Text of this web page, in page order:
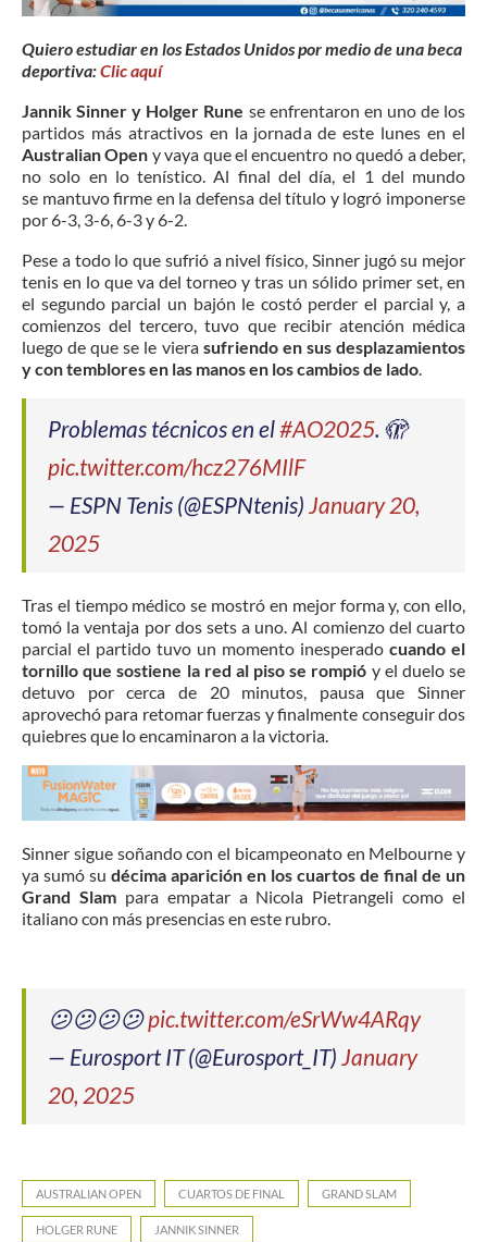
Quiero estudiar en los Estados Unidos por medio de una beca
deportiva:Clic aquí
Jannik Sinner y Holger Rune se enfrentaron en uno de los
partidos más atractivos en la jornada de este lunes en el
Australian Open y vaya que el encuentro no quedó a deber,
no solo en lo tenístico. Al final del día, el 1 del mundo
se mantuvo firme en la defensa del título y logró imponerse
por 6-3, 3-6, 6-3 y 6-2.
Pese a todo lo que sufrió a nivel físico, Sinner jugó su mejor
tenis en lo que va del torneo y tras un sólido primer set, en
el segundo parcial un bajón le costó perder el parcial y, a
comienzos del tercero, tuvo que recibir atención médica
luego de que se le viera sufriendo en sus desplazamientos
y con temblores en las manos en los cambios de lado
Problemas técnicos en el#AO2025. 🫣
pic.twitter.com/hcz276MIlF
— ESPN Tenis (@ESPNtenis) January 20,
2025
Tras el tiempo médico se mostró en mejor forma y, con ello,
tomó la ventaja por dos sets a uno. Al comienzo del cuarto
parcial el partido tuvo un momento inesperado cuando el
tornillo que sostiene la red al piso se rompió y el duelo se
detuvo por cerca de 20 minutos, pausa que Sinner
aprovechó para retomar fuerzas y finalmente conseguir dos
quiebres que lo encaminaron a la victoria.
Sinner sigue soñando con el bicampeonato en Melbourne y
ya sumó su décima aparición en los cuartos de final de un
Grand Slampara empatar a Nicola Pietrangeli como el
italiano con más presencias en este rubro.
😕😕😕😕pic.twitter.com/eSrWw4ARqy
— Eurosport IT (@Eurosport_IT) January
20, 2025
AUSTRALIAN OPEN CUARTOS DE FINAL GRAND SLAM
HOLGER RUNE JANNIK SINNER